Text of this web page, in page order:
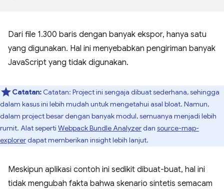
Dari file 1.300 baris dengan banyak ekspor, hanya satu
yang digunakan. Hal ini menyebabkan pengiriman banyak
JavaScript yang tidak digunakan.
Catatan: Catatan: Project ini sengaja dibuat sederhana, sehingga
dalam kasus ini lebih mudah untuk mengetahui asal bloat. Namun,
dalam project besar dengan banyak modul, semuanya menjadi lebih
rumit. Alat seperti Webpack Bundle Analyzerdan source-map-
explorerdapat memberikan insight lebih lanjut.
Meskipun aplikasi contoh ini sedikit dibuat-buat, hal ini
tidak mengubah fakta bahwa skenario sintetis semacam